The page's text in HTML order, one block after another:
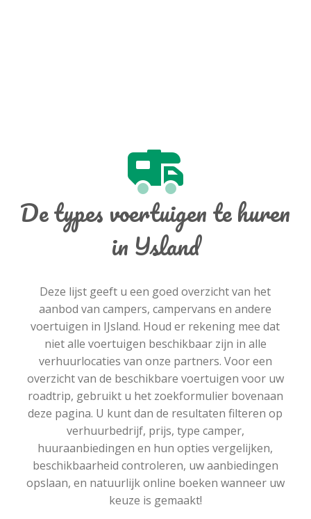
De types voertuigen te huren
in IJsland
Deze lijst geeft u een goed overzicht van het
aanbod van campers, campervans en andere
voertuigen in IJsland. Houd er rekening mee dat
niet alle voertuigen beschikbaar zijn in alle
verhuurlocaties van onze partners. Voor een
overzicht van de beschikbare voertuigen voor uw
roadtrip, gebruikt u het zoekformulier bovenaan
deze pagina. U kunt dan de resultaten filteren op
verhuurbedrijf, prijs, type camper,
huuraanbiedingen en hun opties vergelijken,
beschikbaarheid controleren, uw aanbiedingen
opslaan, en natuurlijk online boeken wanneer uw
keuze is gemaakt!